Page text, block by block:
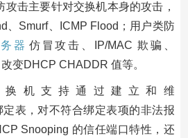
击主要针对交换机本身的攻击，
、Smurf、ICMP Flood；用户类防
器 仿冒攻击、IP/MAC 欺骗、
变DHCP CHADDR 值等。
机支持通过建立和维
表，对不符合绑定表项的非法报
Snooping 的信任端口特性，还